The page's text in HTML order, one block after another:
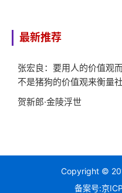
最新推荐
张宏良：要用人的价值观
不是猪狗的价值观来衡量社
会
贺新郎·金陵浮世
Copyright ©
备案号:京